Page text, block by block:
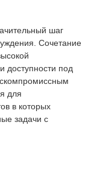
шаг
Сочетание
доступности под
для
в которых
задачи с